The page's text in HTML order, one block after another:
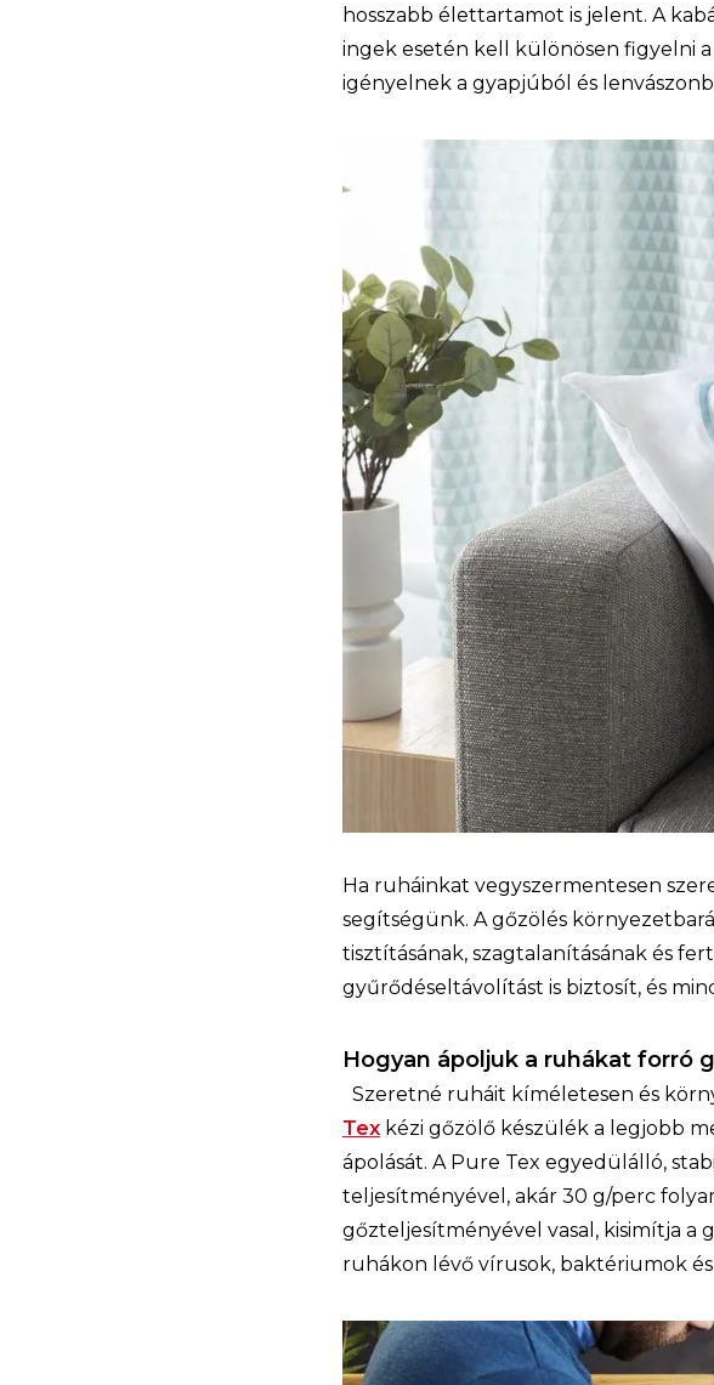
hosszabb élettartamot is jelent. A
ingek esetén kell különösen figyelni
igényelnek a gyapjúból és
Ha ruháinkat vegyszermentesen
segítségünk. A gőzölés
tisztításának, szagtalanításának és
gyűrődéseltávolítást is biztosít, és
Hogyan ápoljuk a ruhákat forró
Szeretné ruháit kíméletesen és
Tex kézi gőzölő készülék a legjobb
ápolását. A Pure Tex egyedülálló,
teljesítményével, akár 30 g/perc
gőzteljesítményével vasal, kisimítja a
ruhákon lévő vírusok, baktériumok